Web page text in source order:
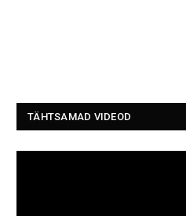
TÄHTSAMAD VIDEOD